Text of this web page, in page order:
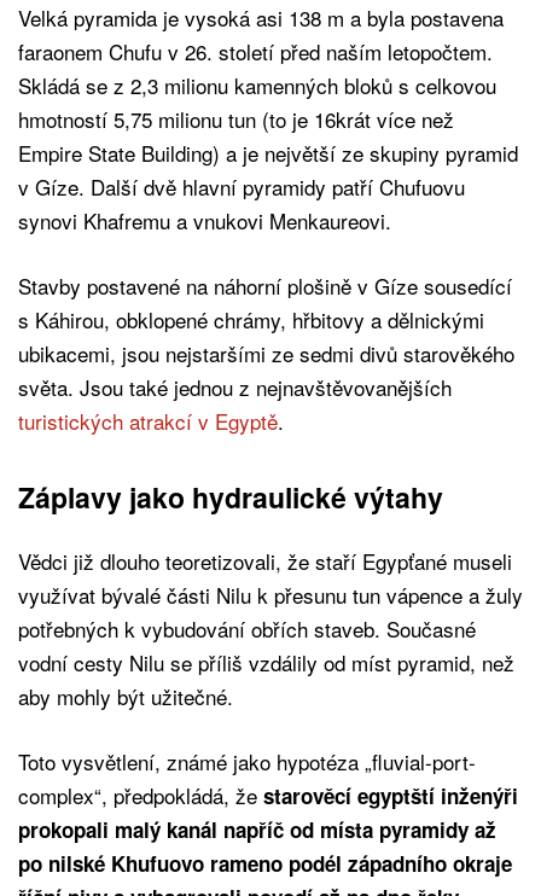
Velká pyramida je vysoká asi 138 m a byla postavena
faraonem Chufu v 26. století před naším letopočtem.
Skládá se z 2,3 milionu kamenných bloků s celkovou
hmotností 5,75 milionu tun (to je 16krát více než
Empire State Building) a je největší ze skupiny pyramid
v Gíze. Další dvě hlavní pyramidy patří Chufuovu
synovi Khafremu a vnukovi Menkaureovi.
Stavby postavené na náhorní plošině v Gíze sousedící
s Káhirou, obklopené chrámy, hřbitovy a dělnickými
ubikacemi, jsou nejstaršími ze sedmi divů starověkého
světa. Jsou také jednou z nejnavštěvovanějších
turistických atrakcí v Egyptě.
Záplavy jako hydraulické výtahy
Vědci již dlouho teoretizovali, že staří Egypťané museli
využívat bývalé části Nilu k přesunu tun vápence a žuly
potřebných k vybudování obřích staveb. Současné
vodní cesty Nilu se příliš vzdálily od míst pyramid, než
aby mohly být užitečné.
Toto vysvětlení, známé jako hypotéza „fluvial-port-
complex“, předpokládá, že starověcí egyptští inženýři
prokopali malý kanál napříč od místa pyramidy až
po nilské Khufuovo rameno podél západního okraje